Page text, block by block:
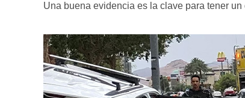
Una buena evidencia es la clave para tener